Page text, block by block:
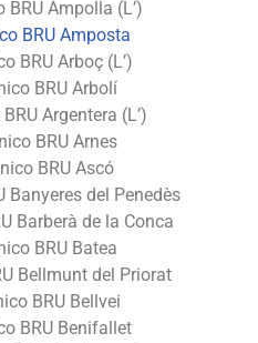
Ampolla (L’)
BRU Amposta
BRU Arboç (L’)
BRU Arbolí
Argentera (L’)
BRU Arnes
BRU Ascó
Banyeres del Penedès
Barberà de la Conca
BRU Batea
Bellmunt del Priorat
BRU Bellvei
BRU Benifallet